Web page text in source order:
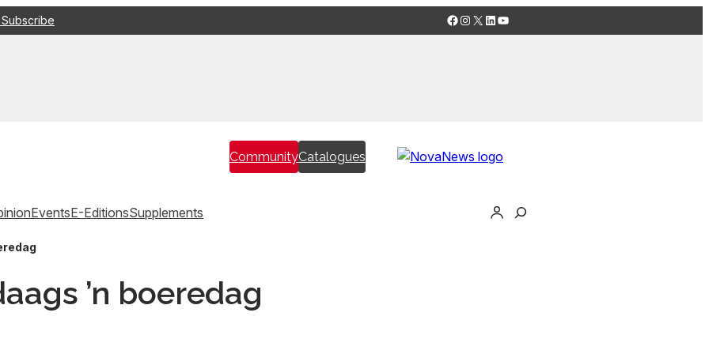
Facebook
Instagram
X LinkedIn
YouTube
CommunityCatalogues
EventsE-EditionsSupplements
’n boeredag